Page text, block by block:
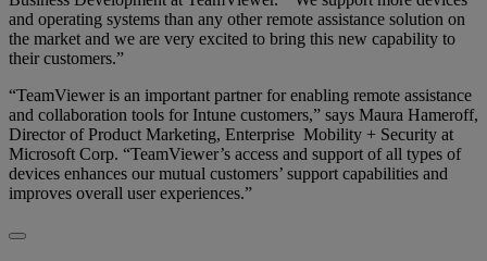
and operating systems than any other remote assistance solution on
the market and we are very excited to bring this new capability to
their customers.”
“TeamViewer is an important partner for enabling remote assistance
and collaboration tools for Intune customers,” says Maura Hameroff,
Director of Product Marketing, Enterprise Mobility + Security at
Microsoft Corp. “TeamViewer’s access and support of all types of
devices enhances our mutual customers’ support capabilities and
improves overall user experiences.”